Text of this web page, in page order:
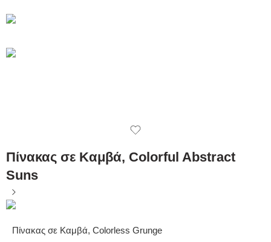
Πίνακας σε Καμβά, Colorful Abstract
Suns
Πίνακας σε Καμβά, Colorless Grunge